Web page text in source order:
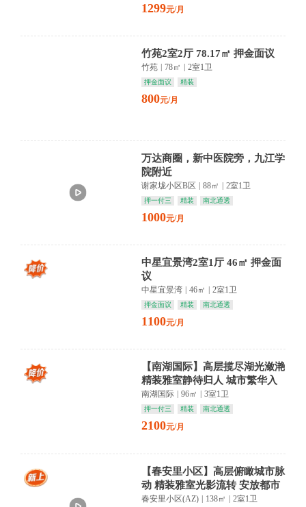
1299元/月
竹苑2室2厅 78.17㎡ 押金面议
竹苑 78㎡ 2室1卫
押金面议 精装
800元/月
万达商圈，新中医院旁，九江学
院附近
谢家垅小区B区 | 88㎡ | 2室1卫
押一付三 精装 南北通透
1000元/月
中星宜景湾2室1厅 46㎡ 押金面
议
中星宜景湾 46㎡ 2室1卫
押金面议 精装 南北通透
1100元/月
【南湖国际】高层揽尽湖光潋滟
精装雅室静待归人 城市繁华入
画来
南湖国际 96㎡ 3室1卫
押一付三 精装 南北通透
2100元/月
【春安里小区】高层俯瞰城市脉
动 精装雅室光影流转 安放都市
归心
春安里小区(AZ) | 138㎡ | 2室1卫